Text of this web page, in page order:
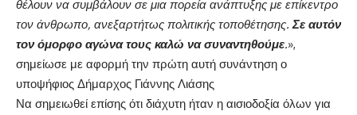
θέλουν να συμβάλουν σε μια πορεία ανάπτυξης με επίκεντρο
τον άνθρωπο, ανεξαρτήτως πολιτικής τοποθέτησης.Σε αυτόν
τον όμορφο αγώνα τους καλώ να συναντηθούμε.»,
σημείωσε με αφορμή την πρώτη αυτή συνάντηση ο
υποψήφιος Δήμαρχος Γιάννης Λιάσης
Να σημειωθεί επίσης ότι διάχυτη ήταν η αισιοδοξία όλων για